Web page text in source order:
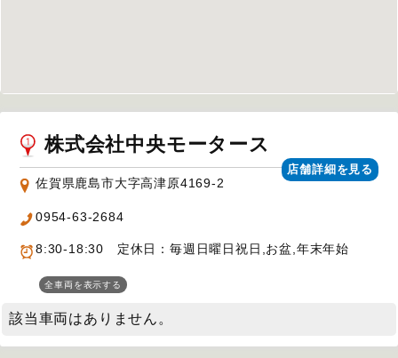
株式会社中央モータース
店舗詳細を見る
佐賀県鹿島市大字高津原4169-2
0954-63-2684
8:30-18:30 定休日：毎週日曜日祝日,お盆,年末年始
全車両を表示する
該当車両はありません。